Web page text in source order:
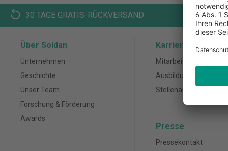
30 TAGE GRATIS-RÜCKVERSAND
Über Soldan
Unternehmen
Geschichte
Unser Team
Forschung & Förderung
Awards
Karriere
Mitarbeiter
Ausbildung
Stellenanzeigen
Presse
Pressekontakt